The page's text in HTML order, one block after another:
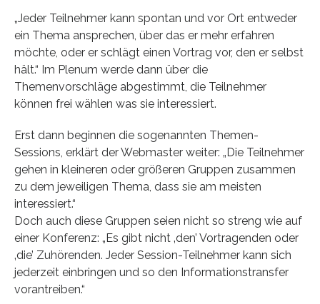
„Jeder Teilnehmer kann spontan und vor Ort entweder
ein Thema ansprechen, über das er mehr erfahren
möchte, oder er schlägt einen Vortrag vor, den er selbst
hält.“ Im Plenum werde dann über die
Themenvorschläge abgestimmt, die Teilnehmer
können frei wählen was sie interessiert.
Erst dann beginnen die sogenannten Themen-
Sessions, erklärt der Webmaster weiter: „Die Teilnehmer
gehen in kleineren oder größeren Gruppen zusammen
zu dem jeweiligen Thema, dass sie am meisten
interessiert.“
Doch auch diese Gruppen seien nicht so streng wie auf
einer Konferenz: „Es gibt nicht ‚den’ Vortragenden oder
‚die’ Zuhörenden. Jeder Session-Teilnehmer kann sich
jederzeit einbringen und so den Informationstransfer
vorantreiben.“